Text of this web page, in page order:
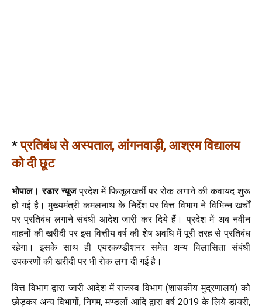
*प्रतिबंध से अस्पताल, आंगनवाड़ी, आश्रम विद्यालय
को दी छूट
भोपाल। रडार न्यूजप्रदेश में फिजूलखर्ची पर रोक लगाने की कवायद शुरू
हो गई है। मुख्यमंत्री कमलनाथ के निर्देश पर वित्त विभाग ने विभिन्न खर्चों
पर प्रतिबंध लगाने संबंधी आदेश जारी कर दिये हैं। प्रदेश में अब नवीन
वाहनों की खरीदी पर इस वित्तीय वर्ष की शेष अवधि में पूरी तरह से प्रतिबंध
रहेगा। इसके साथ ही एयरकण्डीशनर समेत अन्य विलासिता संबंधी
उपकरणों की खरीदी पर भी रोक लगा दी गई है।
वित्त विभाग द्वारा जारी आदेश में राजस्व विभाग (शासकीय मुद्रणालय) को
छोड़कर अन्य विभागों, निगम, मण्डलों आदि द्वारा वर्ष 2019 के लिये डायरी,